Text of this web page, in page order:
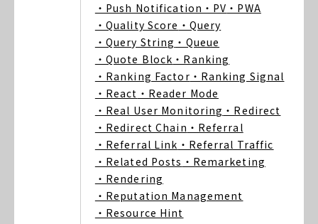
・Push Notification ・PV ・PWA
・Quality Score ・Query
・Query String ・Queue
・Quote Block ・Ranking
・Ranking Factor ・Ranking Signal
・React ・Reader Mode
・Real User Monitoring ・Redirect
・Redirect Chain ・Referral
・Referral Link ・Referral Traffic
・Related Posts ・Remarketing
・Rendering
・Reputation Management
・Resource Hint